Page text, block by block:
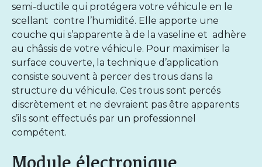
semi-ductile qui protégera votre véhicule en le
scellant contre l’humidité. Elle apporte une
couche qui s’apparente à de la vaseline et adhère
au châssis de votre véhicule. Pour maximiser la
surface couverte, la technique d’application
consiste souvent à percer des trous dans la
structure du véhicule. Ces trous sont percés
discrètement et ne devraient pas être apparents
s’ils sont effectués par un professionnel
compétent.
Module électronique